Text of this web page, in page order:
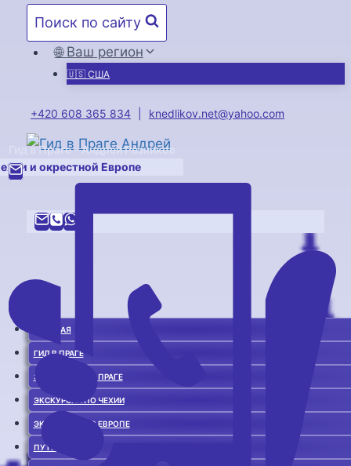
Перейти
содержимому
Поиск по сайту
🌐 Ваш регион
🇺🇸 США
+420 608 365 834 knedlikov.net@yahoo.com
Гид в Праге – Андрей Резников
и окрестной Европе
ГЛАВНАЯ
ГИД В ПРАГЕ
ЭКСКУРСИИ ПО ПРАГЕ
ЭКСКУРСИИ ПО ЧЕХИИ
ЭКСКУРСИИ ПО ЕВРОПЕ
ПУТЕВОДИТЕЛЬ